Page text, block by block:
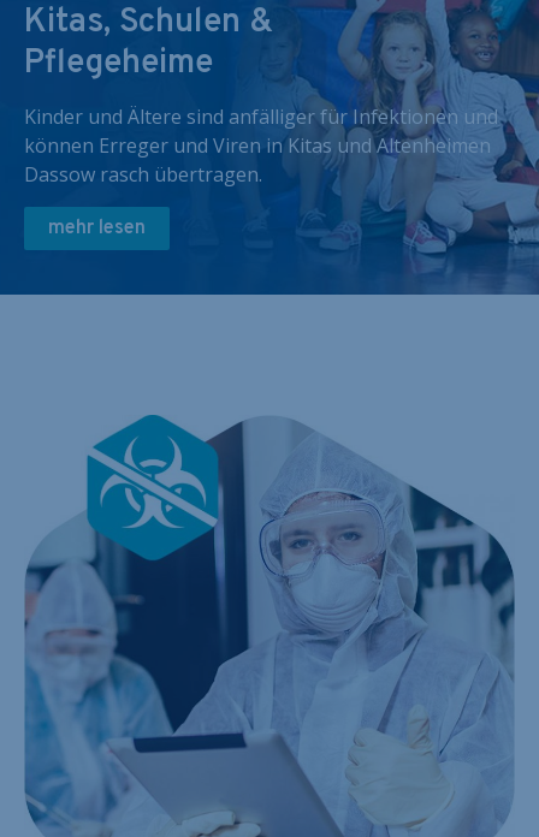
Kitas, Schulen &
Pflegeheime
Kinder und Ältere sind anfälliger für Infektionen und
können Erreger und Viren in Kitas und Altenheimen
Dassow rasch übertragen.
mehr lesen